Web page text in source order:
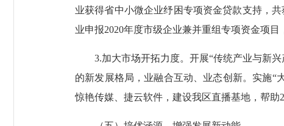
业获得省中小微企业纾困专项资金贷款支持，
业申报2020年度市级企业兼并重组专项资金项
3.加大市场开拓力度。开展“传统产业与新兴
的新发展格局，业融合互动、业态创新。实施“
惊艳传媒、捷云软件，建设我区直播基地，帮